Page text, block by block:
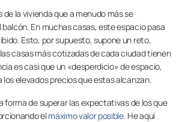
de la vivienda que a menudo más se
En muchas casas, este espacio pasa
Esto, por supuesto, supone un reto,
casas más cotizadas de cada ciudad tienen
es casi que un «desperdicio» de espacio,
elevados precios que estas alcanzan.
forma de superar las expectativas de los que
elmáximo valor posible. He aquí